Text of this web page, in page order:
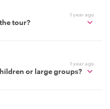
1 year ago
tour?
1 year ago
or large groups?